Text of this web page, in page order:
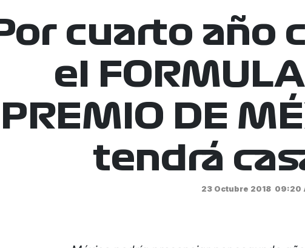
cuarto año
el
PREMIO DE
tendrá
23 Octubre 2018 09:20